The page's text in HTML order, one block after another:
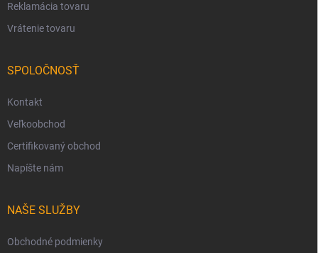
Reklamácia tovaru
Vrátenie tovaru
SPOLOČNOSŤ
Kontakt
Veľkoobchod
Certifikovaný obchod
Napíšte nám
NAŠE SLUŽBY
Obchodné podmienky